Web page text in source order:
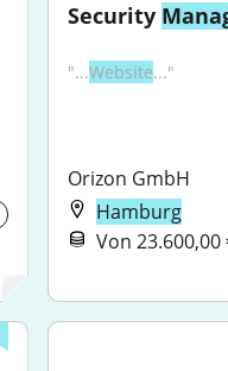
Security
"...Website..."
Orizon GmbH
Hamburg
Von 23.600,00